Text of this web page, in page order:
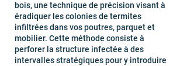
bois, une technique de précision visant à
éradiquer les colonies de termites
infiltrées dans vos poutres, parquet et
mobilier. Cette méthode consiste à
perforer la structure infectée à des
intervalles stratégiques pour y introduire